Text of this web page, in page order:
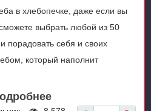
в хлебопечке, даже если вы
выбрать любой из 50
порадовать себя и своих
который наполнит